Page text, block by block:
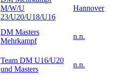
M/W/U
23/U20/U18/U16
Hannover
DM Masters
Mehrkampf
n.n.
Team DM U16/U20
und Masters
n.n.